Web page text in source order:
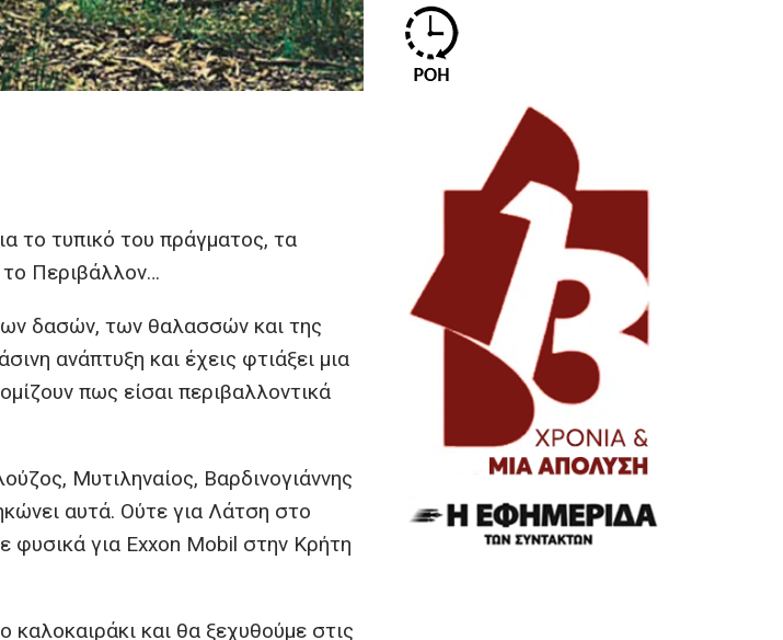
το τυπικό του πράγματος, τα
το Περιβάλλον…
δασών, των θαλασσών και της
ανάπτυξη και έχεις φτιάξει μια
πως είσαι περιβαλλοντικά
Μυτιληναίος, Βαρδινογιάννης
αυτά. Ούτε για Λάτση στο
φυσικά για Exxon Mobil στην Κρήτη
καλοκαιράκι και θα ξεχυθούμε στις